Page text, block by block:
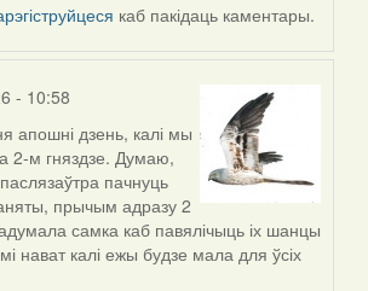
каб пакідаць каментары.
- 10:58
апошні дзень, калі мы
2-м гняздзе. Думаю,
пачнуць
прычым адразу 2
самка каб павялічыць іх шанцы
нават калі ежы будзе мала для ўсіх